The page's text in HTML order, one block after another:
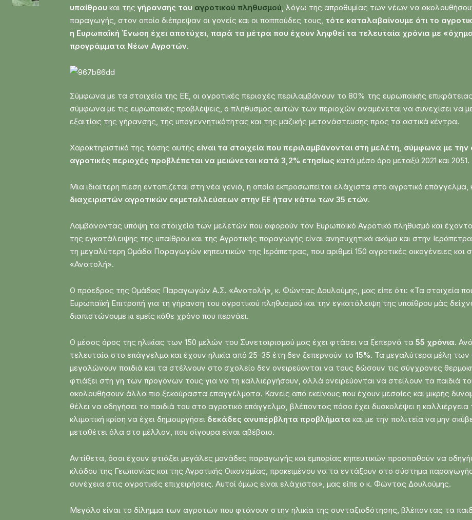
υπαίθρου και της γήρανσης του αγροτικού πληθυσμού , λόγω της απροθυμίας των νέων να
παραγωγής, στον οποίο διέπρεψαν οι γονείς και οι παππούδες τους, τότε καταλαβαίνουμε ότι το
η Ευρωπαϊκή Ένωση έχει αποτύχει, παρά τα μέτρα που έχουν ληφθεί τα τελευταία χρόνια με
προγράμματα Νέων Αγροτών.
Σύμφωνα με τα στοιχεία της ΕΕ, οι αγροτικές περιοχές περιλαμβάνουν το 80% της ευρωπαϊκής
σύμφωνα με τις ευρωπαϊκές προβλέψεις, ο πληθυσμός αυτών των περιοχών αναμένεται να συνεχίσει να
εξαιτίας της γήρανσης, της υπογεννητικότητας και της μαζικής μετανάστευσης προς τα αστικά κέντρα.
Χαρακτηριστικό της τάσης αυτής είναι τα στοιχεία που περιλαμβάνονται στη μελέτη, σύμφωνα με
αγροτικές περιοχές προβλέπεται να μειώνεται κατά 3,2% ετησίως κατά μέσο όρο μεταξύ 2021 και 2051.
Μια ιδιαίτερη πίεση εντοπίζεται στη νέα γενιά, η οποία εκπροσωπείται ελάχιστα στο αγροτικό
διαχειριστών αγροτικών εκμεταλλεύσεων στην ΕΕ ήταν κάτω των 35 ετών.
Λαμβάνοντας υπόψη τα στοιχεία των μελετών που αφορούν τον Ευρωπαϊκό Αγροτικό πληθυσμό και
της εγκατάλειψης της υπαίθρου και της Αγροτικής παραγωγής είναι ανησυχητικά ακόμα και στην
τη μεγαλύτερη Ομάδα Παραγωγών κηπευτικών της Ιεράπετρας, που αριθμεί 150 αγροτικές οικογένειες και
«Ανατολή».
Ο πρόεδρος της Ομάδας Παραγωγών Α.Σ. «Ανατολή», κ. Φώντας Δουλούμης, μας είπε ότι: «Τα στοιχεία
Ευρωπαϊκή Επιτροπή για τη γήρανση του αγροτικού πληθυσμού και την εγκατάλειψη της υπαίθρου μάς
διαπιστώνουμε κι εμείς κάθε χρόνο που περνάει.
Ο μέσος όρος της ηλικίας των 150 μελών του Συνεταιρισμού μας έχει φτάσει να ξεπερνά τα 55 χρόνια.
τελευταία στο επάγγελμα και έχουν ηλικία από 25-35 έτη δεν ξεπερνούν το 15%. Τα μεγαλύτερα μέλη των
μεγαλώνουν παιδιά και τα στέλνουν στο σχολείο δεν ονειρεύονται να τους δώσουν τις σύγχρονες
φτιάξει στη γη των προγόνων τους για να τη καλλιεργήσουν, αλλά ονειρεύονται να στείλουν τα παιδιά
ακολουθήσουν άλλα πιο ξεκούραστα επαγγέλματα. Κανείς από εκείνους που έχουν μεσαίες και μικρής
θέλει να οδηγήσει τα παιδιά του στο αγροτικό επάγγελμα, βλέποντας πόσο έχει δυσκολέψει η
κλιματική κρίση να έχει δημιουργήσει δεκάδες ανυπέρβλητα προβλήματα και με την πολιτεία να μην
μεταθέτει όλα στο μέλλον, που σίγουρα είναι αβέβαιο.
Αντίθετα, όσοι έχουν φτιάξει μεγάλες μονάδες παραγωγής και εμπορίας κηπευτικών προσπαθούν να
κλάδου της Γεωπονίας και της Αγροτικής Οικονομίας, προκειμένου να τα εντάξουν στο σύστημα παραγωγής
συνέχεια στις αγροτικές επιχειρήσεις. Αυτοί όμως είναι ελάχιστοι», μας είπε ο κ. Φώντας Δουλούμης.
Μεγάλο είναι το δίλημμα των αγροτών που φτάνουν στην ηλικία της συνταξιοδότησης, βλέποντας τα